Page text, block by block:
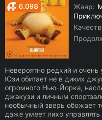
6.098
Жанр:
Невероятно редкий и
Юзи обитает не в диких
огромного Нью-Йорка,
джакузи и личным
необычный зверь обожает
даже умеет лихо управлять